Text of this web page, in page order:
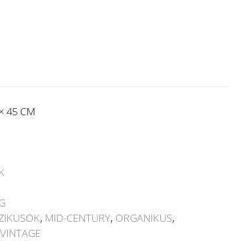
45 CM
, MID-CENTURY, ORGANIKUS,
VINTAGE